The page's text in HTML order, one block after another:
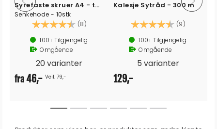
Syrefaste skruer A4 - torx
Senkehode - 10stk
Karakter: (8) 4.8 av 5 mulige
100+Tilgjengelig
Omgående
20 varianter
fra46,- Veil. 79,-
Kalesje Sytråd - 300 m
Karakter: (9)
100+Tilgjengelig
Omgående
5 varianter
129,-